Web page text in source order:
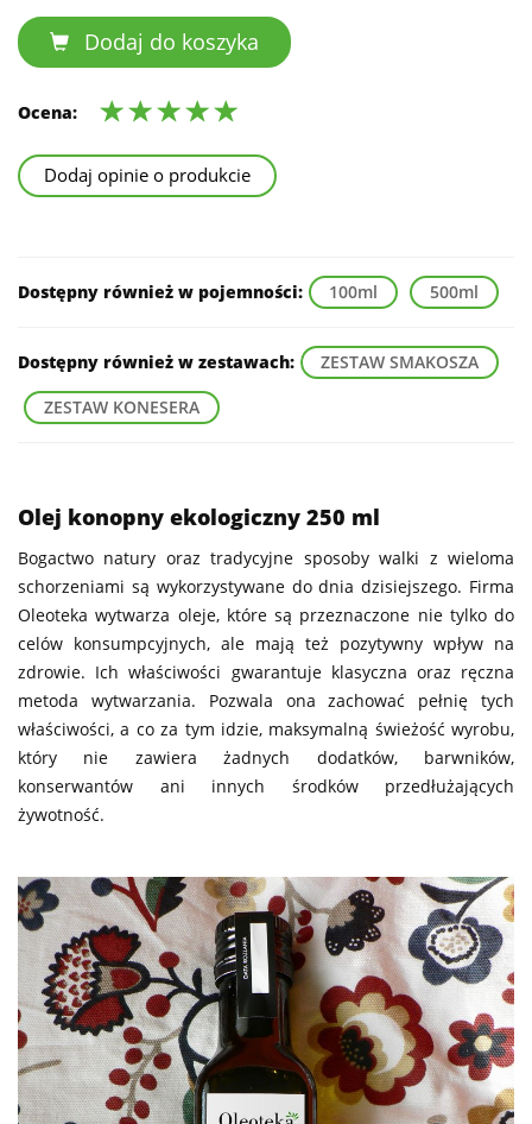
Dodaj do koszyka
Ocena:
Dodaj opinie o produkcie
Dostępny również w pojemności: 100ml 500ml
Dostępny również w zestawach:
ZESTAW SMAKOSZA
ZESTAW KONESERA
Olej konopny ekologiczny 250 ml
Bogactwo natury oraz tradycyjne sposoby walki z wieloma
schorzeniami są wykorzystywane do dnia dzisiejszego. Firma
Oleoteka wytwarza oleje, które są przeznaczone nie tylko do
celów konsumpcyjnych, ale mają też pozytywny wpływ na
zdrowie. Ich właściwości gwarantuje klasyczna oraz ręczna
metoda wytwarzania. Pozwala ona zachować pełnię tych
właściwości, a co za tym idzie, maksymalną świeżość wyrobu,
który nie zawiera żadnych dodatków, barwników,
konserwantów ani innych środków przedłużających
żywotność.